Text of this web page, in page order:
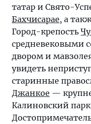
татар и Свято-
Бахчисарае, а
Город-крепость
средневековыми
двором и
увидеть
старинные
Джанкое —
Калиновский